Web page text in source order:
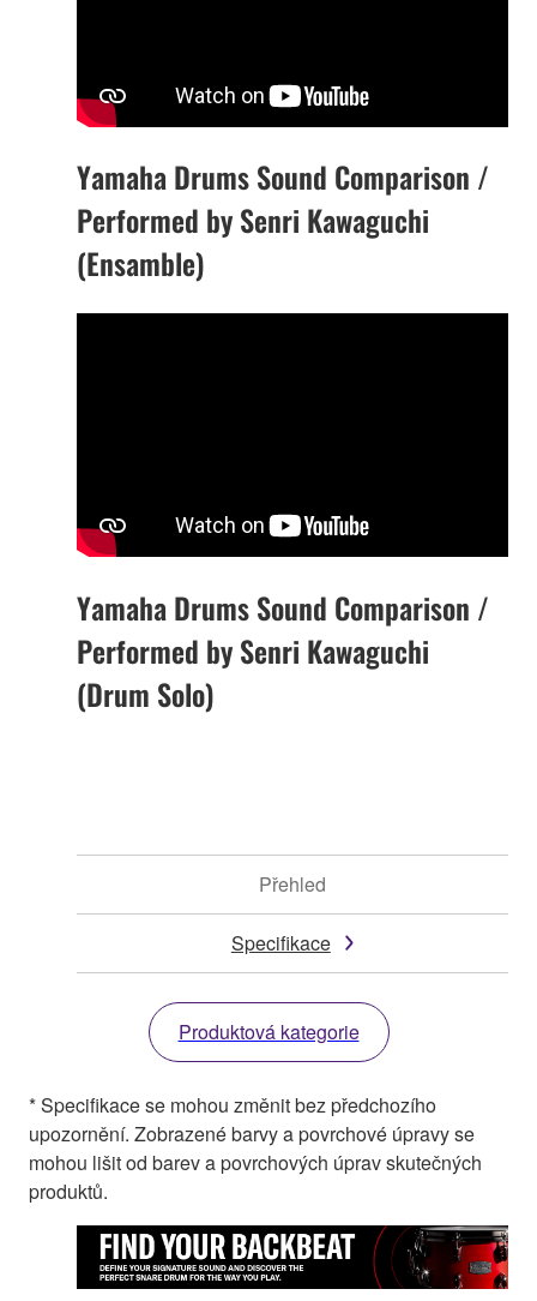
Yamaha Drums Sound Comparison /
Performed by Senri Kawaguchi
(Ensamble)
Yamaha Drums Sound Comparison /
Performed by Senri Kawaguchi
(Drum Solo)
Přehled
Specifikace
Produktová kategorie
* Specifikace se mohou změnit bez předchozího
upozornění. Zobrazené barvy a povrchové úpravy se
mohou lišit od barev a povrchových úprav skutečných
produktů.